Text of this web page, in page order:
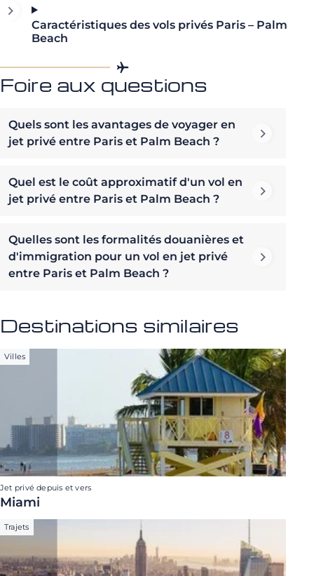
Caractéristiques des vols privés Paris – Palm
Beach
Foire aux questions
Quels sont les avantages de voyager en
jet privé entre Paris et Palm Beach ?
Quel est le coût approximatif d'un vol en
jet privé entre Paris et Palm Beach ?
Quelles sont les formalités douanières et
d'immigration pour un vol en jet privé
entre Paris et Palm Beach ?
Destinations similaires
Villes
Jet privé depuis et vers
Miami
Trajets